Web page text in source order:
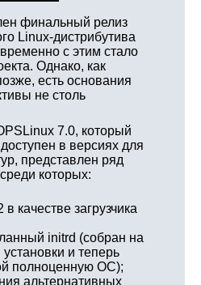
финальный релиз
Linux-дистрибутива
с этим стало
Однако, как
есть основания
не столь
7.0, который
в версиях для
представлен ряд
которых:
качестве загрузчика
initrd (собран на
и теперь
полноценную ОС);
альтернативных